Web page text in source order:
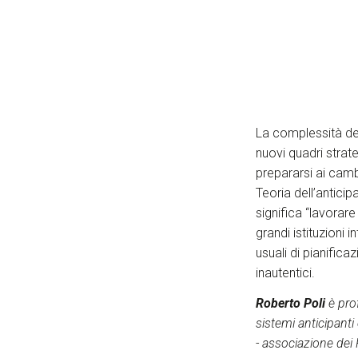
La complessità
nuovi quadri
prepararsi ai
Teoria
significa
grandi istituzioni
usuali di
inautentici.
Roberto Poliè
sistemi anticipanti
- associazione dei